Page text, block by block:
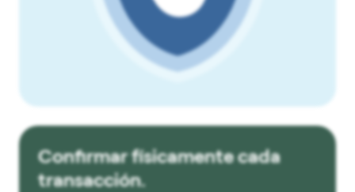
Confirmar físicamente cada
transacción.